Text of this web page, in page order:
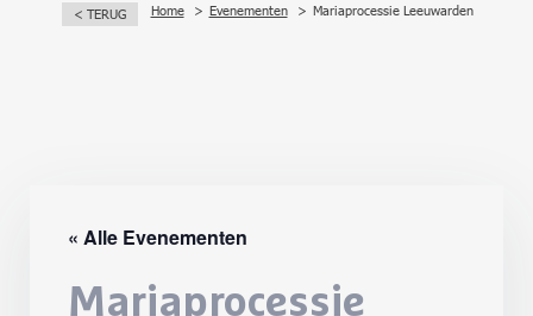
< TERUG Home Evenementen Mariaprocessie Leeuwarden
« Alle Evenementen
Mariaprocessie